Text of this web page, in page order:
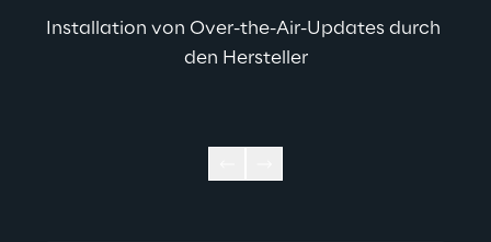
Installation von Over-the-Air-Updates durch
den Hersteller